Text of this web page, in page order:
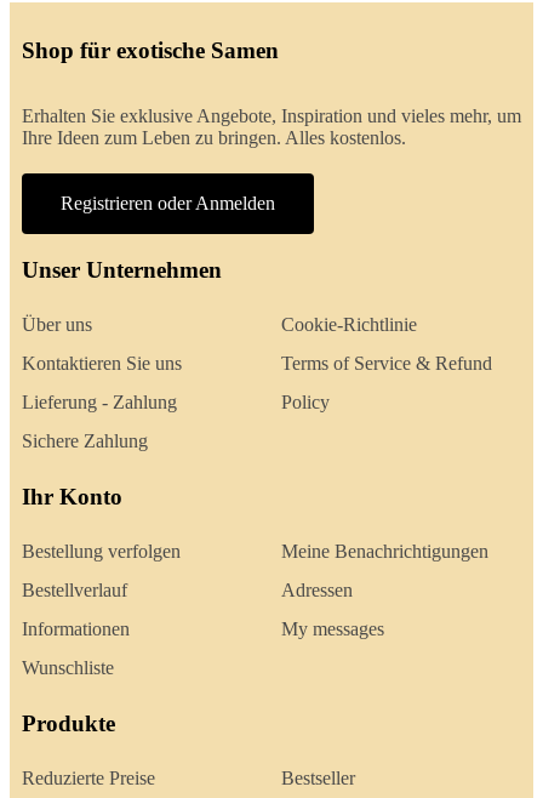
Shop für exotische Samen
Erhalten Sie exklusive Angebote, Inspiration und vieles mehr, um
Ihre Ideen zum Leben zu bringen. Alles kostenlos.
Registrieren oder Anmelden
Unser Unternehmen
Über uns
Kontaktieren Sie uns
Lieferung - Zahlung
Sichere Zahlung
Cookie-Richtlinie
Terms of Service & Refund
Policy
Ihr Konto
Bestellung verfolgen
Bestellverlauf
Informationen
Wunschliste
Meine Benachrichtigungen
Adressen
My messages
Produkte
Reduzierte Preise Bestseller